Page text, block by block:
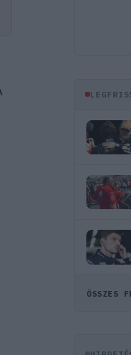
ÖSSZES